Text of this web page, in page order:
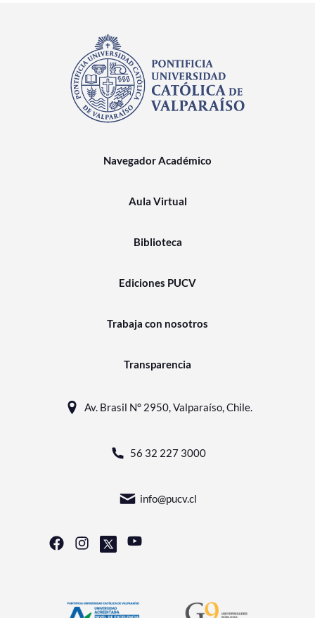
Navegador Académico
Aula Virtual
Biblioteca
Ediciones PUCV
Trabaja con nosotros
Transparencia
Av. Brasil N° 2950, Valparaíso, Chile.
56 32 227 3000
info@pucv.cl